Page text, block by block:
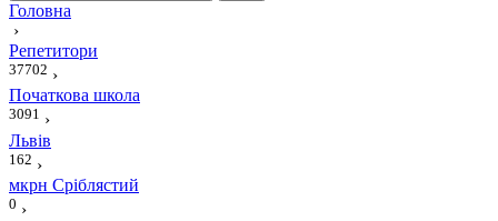
Головна
›
Репетитори
37702 ›
Початкова школа
3091 ›
Львів
162 ›
мкрн Сріблястий
0 ›